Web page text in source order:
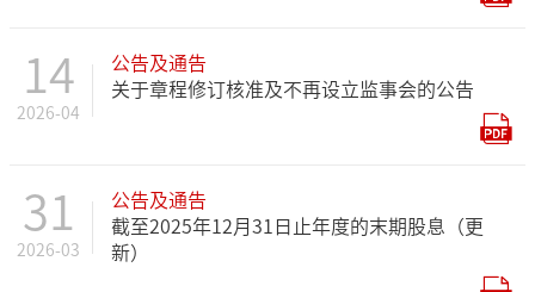
14
2026-04
公告及通告
关于章程修订核准及不再设立监事会的公告
31
2026-03
公告及通告
截至2025年12月31日止年度的末期股息（更
新）